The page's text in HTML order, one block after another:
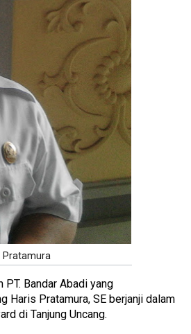
Pratamura
Bandar Abadi yang
Haris Pratamura, SE berjanji dalam
di Tanjung Uncang.